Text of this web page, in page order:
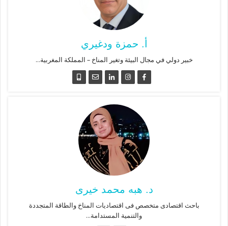
أ. حمزة ودغيري
خبير دولي في مجال البيئة وتغير المناخ – المملكة المغربية...
د. هبه محمد خيرى
باحث اقتصادى متخصص فى اقتصاديات المناخ والطاقة المتجددة
والتنمية المستدامة...